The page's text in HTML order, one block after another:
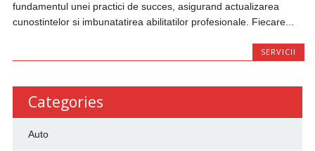
fundamentul unei practici de succes, asigurand actualizarea
cunostintelor si imbunatatirea abilitatilor profesionale. Fiecare...
SERVICII
Categories
Auto